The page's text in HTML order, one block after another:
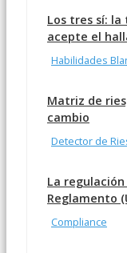
Los tres sí:
acepte el
Habilidades
Matriz de
cambio
Detector de
La
Reglamento
Compliance